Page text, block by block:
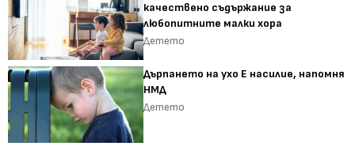
качествено съдържание за
любопитните малки хора
Детето
Дърпането на ухо Е насилие, напомня
НМД
Детето